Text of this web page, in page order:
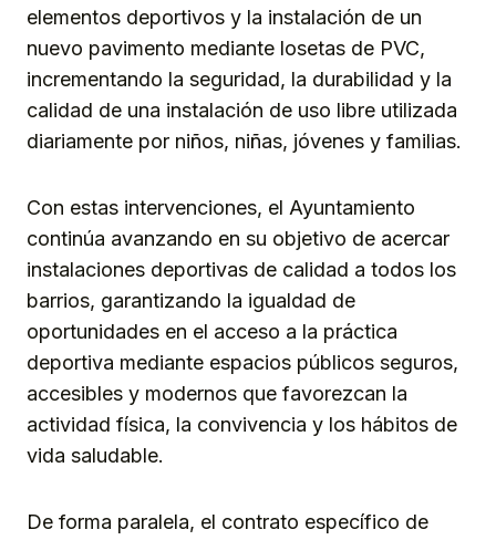
elementos deportivos y la instalación de un
nuevo pavimento mediante losetas de PVC,
incrementando la seguridad, la durabilidad y la
calidad de una instalación de uso libre utilizada
diariamente por niños, niñas, jóvenes y familias.
Con estas intervenciones, el Ayuntamiento
continúa avanzando en su objetivo de acercar
instalaciones deportivas de calidad a todos los
barrios, garantizando la igualdad de
oportunidades en el acceso a la práctica
deportiva mediante espacios públicos seguros,
accesibles y modernos que favorezcan la
actividad física, la convivencia y los hábitos de
vida saludable.
De forma paralela, el contrato específico de